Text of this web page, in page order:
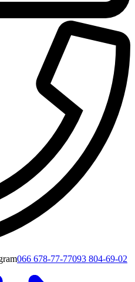
066 678-77-77093 804-69-02